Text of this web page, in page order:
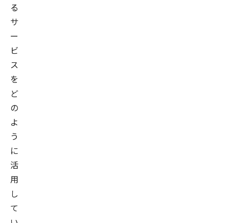
る
サ
ー
ビ
ス
を
ど
の
よ
う
に
活
用
し
て